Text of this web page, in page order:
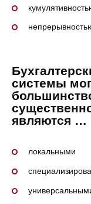
системы
являются …
локальными